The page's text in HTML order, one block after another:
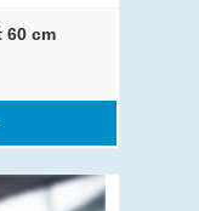
60 cm